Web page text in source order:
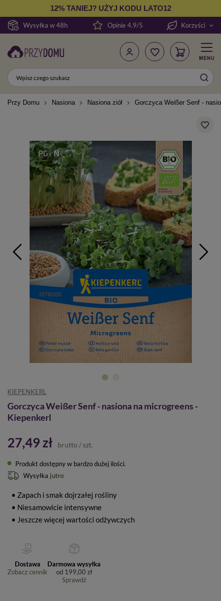
Wysyłka w 48h
12% TANIEJ? UŻYJ KODU LATO12
Opinie 4.9/5 Korzyści
Przy Domu Nasiona Nasiona ziół Gorczyca Weißer Senf -
KIEPENKERL
Gorczyca Weißer Senf - nasiona na microgreens -
Kiepenkerl
27,49 zł brutto / szt.
Produkt dostępny w bardzo dużej ilości
Wysyłka jutro
• Zapach i smak dojrzałej rośliny
• Niesamowicie intensywne
• Jeszcze więcej wartości odżywczych
Dostawa
Zobacz cennik
Darmowa wysyłka
od 199,00 zł
Sprawdź